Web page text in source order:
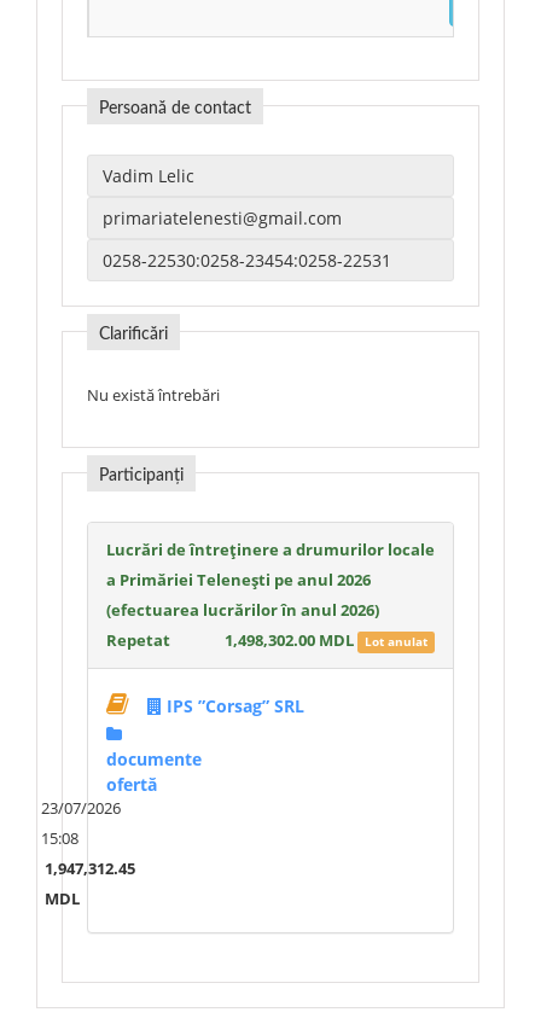
Persoană de contact
Clarificări
Nu există întrebări
Participanți
Lucrări de întreținere a drumurilor locale
a Primăriei Telenești pe anul 2026
(efectuarea lucrărilor în anul 2026)
Repetat
1,498,302.00 MDL Lot anulat
IPS ”Corsag” SRL
documente
ofertă
23/07/2026
15:08
1,947,312.45
MDL